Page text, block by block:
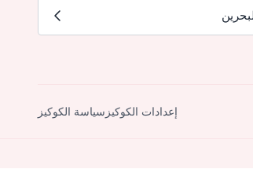
إعدادات الكوكيز سياسة الكوكيز